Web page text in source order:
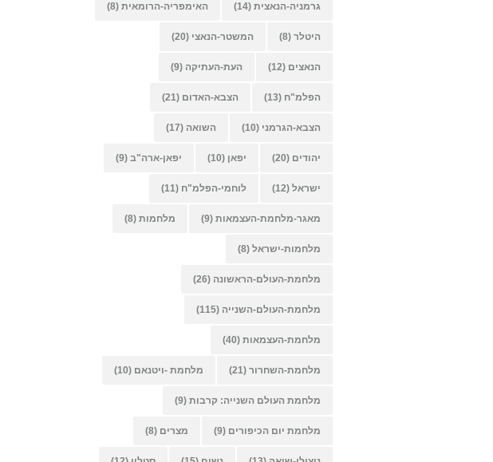
גרמניה-הנאצית (14) האימפריה-הרומאית (8)
היטלר (8) המשטר-הנאצי (20)
הנאצים (12) העת-העתיקה (9)
הפלמ"ח (13) הצבא-האדום (21)
הצבא-הגרמני (10) השואה (17)
יהודים (20) יפאן (10) יפאן-ארה"ב (9)
ישראל (12) לוחמי-הפלמ"ח (11)
מאגר-מלחמת-העצמאות (9) מלחמות (8)
מלחמות-ישראל (8)
מלחמת-העולם-הראשונה (26)
מלחמת-העולם-השנייה (115)
מלחמת-העצמאות (40)
מלחמת-השחרור (21) מלחמת -ויטנאם (10)
מלחמת העולם השנייה: קרבות (9)
מלחמת יום הכיפורים (9) מצרים (8)